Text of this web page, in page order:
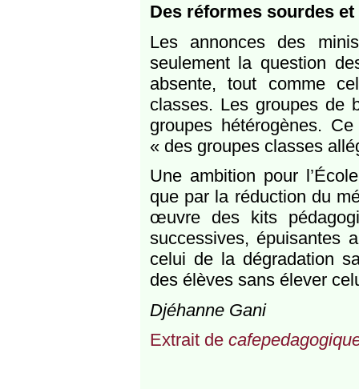
Des réformes sourdes
Les annonces des
seulement la question
absente, tout comme
classes. Les groupes de
groupes hétérogènes.
« des groupes classes
Une ambition pour
que par la réduction du
œuvre des kits
successives, épuisantes
celui de la dégradation
des élèves sans élever
Djéhanne Gani
Extrait de